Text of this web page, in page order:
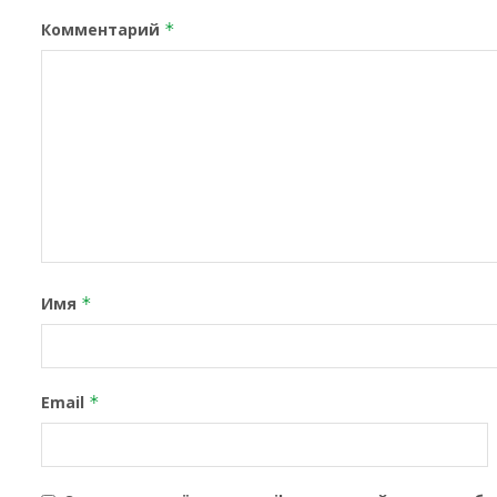
Комментарий *
Имя *
Email *